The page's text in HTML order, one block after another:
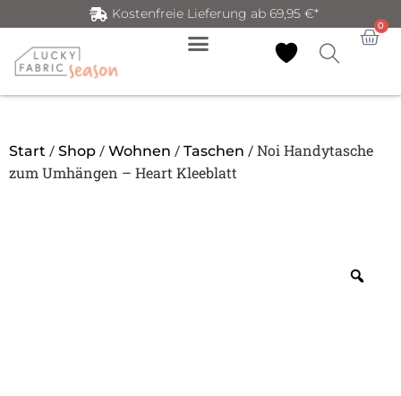
Kostenfreie Lieferung ab 69,95 €*
0
Start / Shop / Wohnen / Taschen / Noi Handytasche
zum Umhängen – Heart Kleeblatt